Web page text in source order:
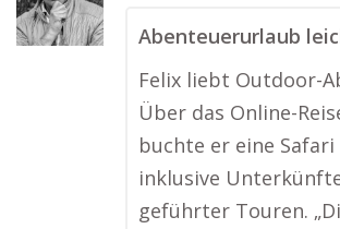
Abenteuerurlaub
Felix liebt Outdoor-
Über das Online-
buchte er eine
inklusive
geführter Touren.